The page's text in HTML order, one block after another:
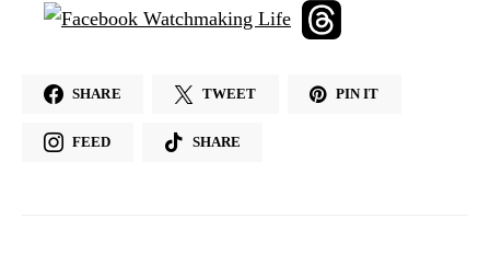
SHARE TWEET PIN IT
FEED SHARE